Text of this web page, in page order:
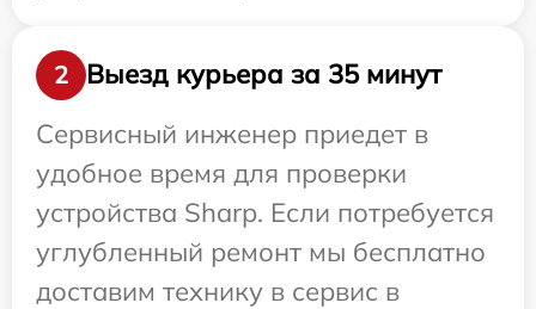
2
Выезд курьера за 35 минут
Сервисный инженер приедет в
удобное время для проверки
устройства Sharp. Если потребуется
углубленный ремонт мы бесплатно
доставим технику в сервис в